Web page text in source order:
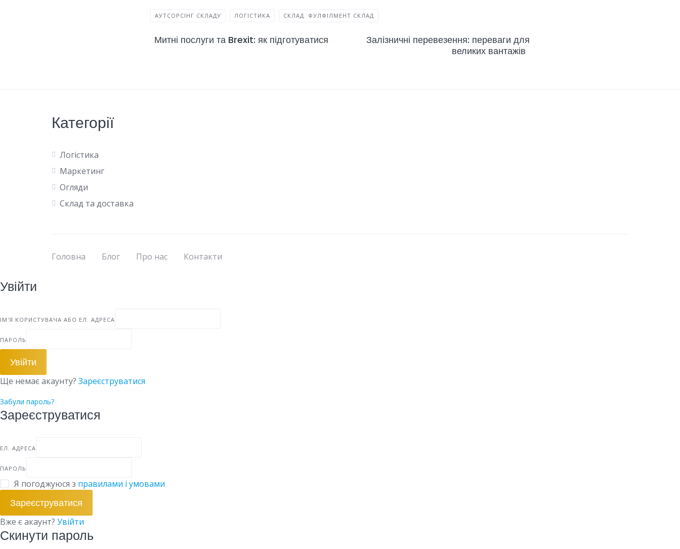
АУТСОРСІНГ СКЛАДУ ЛОГІСТИКА СКЛАД. ФУЛФІЛМЕНТ СКЛАД
Митні послуги та Brexit: як підготуватися
Залізничні перевезення: переваги для
великих вантажів
Категорії
Логістика
Маркетинг
Огляди
Склад та доставка
Головна Блог Про нас Контакти
Увійти
ІМ'Я КОРИСТУВАЧА АБО ЕЛ. АДРЕСА
ПАРОЛЬ
Увійти
Ще немає акаунту? Зареєструватися
Забули пароль?
Зареєструватися
ЕЛ. АДРЕСА
ПАРОЛЬ
Я погоджуюся з правилами і умовами
Зареєструватися
Вже є акаунт? Увійти
Скинути пароль